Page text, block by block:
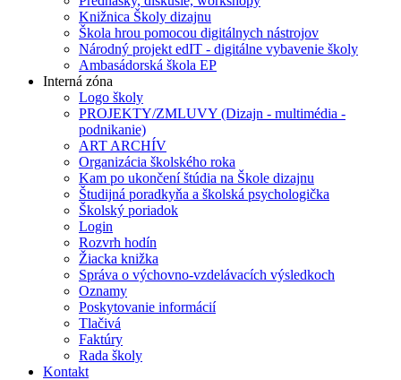
Knižnica Školy dizajnu
Škola hrou pomocou digitálnych nástrojov
Národný projekt edIT - digitálne vybavenie školy
Ambasádorská škola EP
Interná zóna
Logo školy
PROJEKTY/ZMLUVY (Dizajn - multimédia -
podnikanie)
ART ARCHÍV
Organizácia školského roka
Kam po ukončení štúdia na Škole dizajnu
Študijná poradkyňa a školská psychologička
Školský poriadok
Login
Rozvrh hodín
Žiacka knižka
Správa o výchovno-vzdelávacích výsledkoch
Oznamy
Poskytovanie informácií
Tlačivá
Faktúry
Rada školy
Kontakt